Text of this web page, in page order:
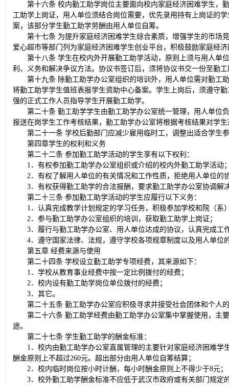
第十六条 校内勤工助学岗位主要面向校内家庭经济困难学生，
工助学上岗证，用人单位须结合岗位需要，优先录用持有上岗证的
案，该部分学生勤工助学劳酬由用人单位自筹。
第十七条 为提升家庭经济困难学生综合素质，增强学生的市场
爱心超市等部门列为家庭经济困难学生创业平台，积极鼓励家庭经
第十八条 学生在校内外开展勤工助学活动，原则上须与用人单
利、义务和解决争议方法。协议书签订后，须将协议书交一份至勤
第十九条 除勤工助学办公室组织的培训外，用人单位需对勤工
将勤工助学学生值班表报学生资助中心备案。学生上岗后，须遵守
强的正式工作人员指导学生开展勤工助学。
第二十条 勤工助学学生由勤工助学办公室统一管理，用人单位
报送在岗学生工作考核结果，勤工助学办公室将根据考核结果对学
第二十一条 学校后勤部门应减少雇用临时工，调整出适合学生
第四章学生的权利和义务
第二十二条 参加勤工助学活动的学生享有以下权利：
1．有权参加勤工助学办公室组织或介绍的校内外勤工助学活动
2．有权了解用人单位的有关情况和工作性质，拒绝用人单位的
3．有权获得勤工助学的合法报酬，要求勤工助学办公室协调
第二十三条 参加勤工助学活动的学生应履行以下义务：
1．认真完成教学计划规定的学习任务，积极参加学校和院（
2．参与勤工助学办公室组织的培训，获取勤工助学上岗证；
3．履行与勤工助学办公室、用人单位达成的协议，认真完成工
4．遵守国家法律、法规，遵守学校各项规章制度以及用人单位
第五章 经费来源与使用
第二十四条 学校设立勤工助学专项经费，其来源如下：
1．学校从教育事业经费中按一定比例拨付的经费；
2．校内设有勤工助学岗位单位拨付的经费；
3．其它。
第二十五条 勤工助学办公室应积极寻求并接受社会团体和个人
第二十六条 勤工助学经费由勤工助学办公室集中掌握使用，主
途。
第二十七条 学生勤工助学的酬金标准：
1．校内由勤工助学办公室直属管理的主要针对家庭经济困难
酬金原则上不超过260元。超出部分由用人单位自筹结算；
2．校内临时岗位按小时计酬，每小时酬金原则上不得少于8元；
3．校外勤工助学酬金标准不应低于武汉市政府或有关部门规